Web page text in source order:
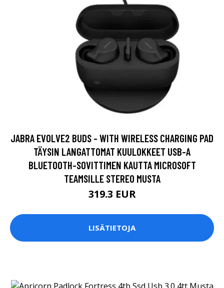
JABRA EVOLVE2 BUDS - WITH WIRELESS CHARGING PAD
TÄYSIN LANGATTOMAT KUULOKKEET USB-A
BLUETOOTH-SOVITTIMEN KAUTTA MICROSOFT
TEAMSILLE STEREO MUSTA
319.3 EUR
LISÄTIETOJA